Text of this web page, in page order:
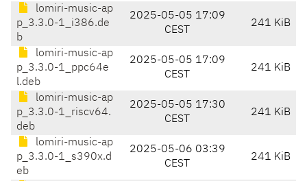
lomiri-music-ap
p_3.3.0-1_i386.de
b
2025-05-05 17:09
CEST
241 KiB
lomiri-music-ap
p_3.3.0-1_ppc64e
l.deb
2025-05-05 17:09
CEST
241 KiB
lomiri-music-ap
p_3.3.0-1_riscv64.
deb
2025-05-05 17:30
CEST
241 KiB
lomiri-music-ap
p_3.3.0-1_s390x.d
eb
2025-05-06 03:39
CEST
241 KiB